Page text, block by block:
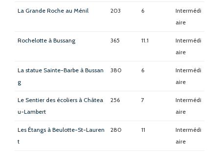
La Grande Roche au Ménil 203 6
Intermédi
aire
Rochelotte à Bussang 365 11.1
Intermédi
aire
La statue Sainte-Barbe à Bussan
g
380 6
Intermédi
aire
Le Sentier des écoliers à Châtea
u-Lambert
256 7
Intermédi
aire
Les Étangs à Beulotte-St-Lauren
t
280 11
Intermédi
aire